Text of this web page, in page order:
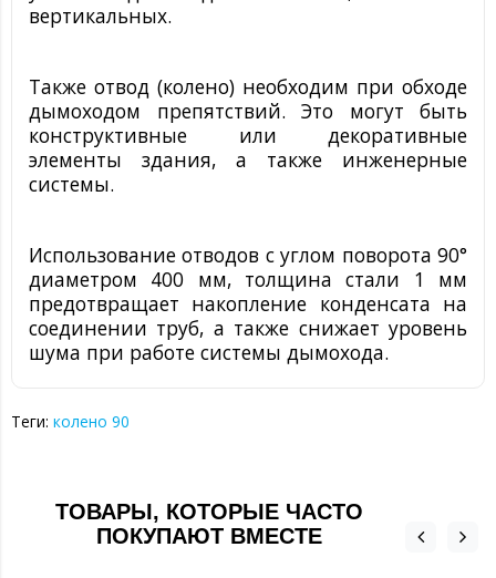
вертикальных.
Также отвод (колено) необходим при обходе
дымоходом препятствий. Это могут быть
конструктивные или декоративные
элементы здания, а также инженерные
системы.
Использование отводов с углом поворота 90°
диаметром 400 мм, толщина стали 1 мм
предотвращает накопление конденсата на
соединении труб, а также снижает уровень
шума при работе системы дымохода.
Теги: колено 90
ТОВАРЫ, КОТОРЫЕ ЧАСТО
ПОКУПАЮТ ВМЕСТЕ